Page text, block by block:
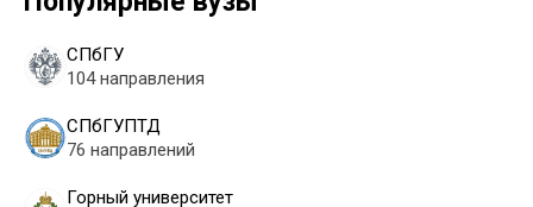
СПбГУ
104 направления
СПбГУПТД
76 направлений
Горный университет